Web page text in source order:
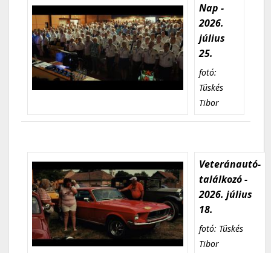
Nap -
2026.
július
25.
fotó:
Tüskés
Tibor
Veteránautó-
találkozó -
2026. július
18.
fotó: Tüskés
Tibor